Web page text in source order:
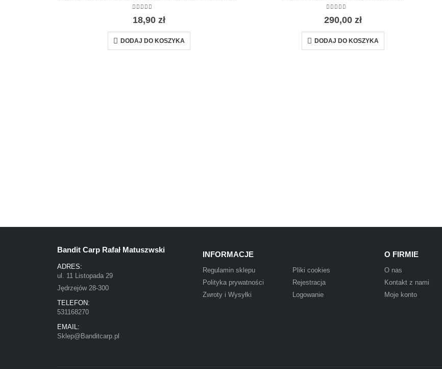
18,90 zł
DODAJ DO KOSZYKA
290,00 zł
DODAJ DO KOSZYKA
Bandit Carp Rafał Matuszwski
ADRES:
ul. 11 Listopada 29
Jędrzejów 28-300
TELEFON:
531168270
EMAIL:
Sklep@Banditcarp.pl
INFORMACJE
Regulamin sklepu
Polityka prywatności
Zwroty i Wysyłki
Pliki cookies
Rejestracja
Logowanie
O FIRMIE
O nas
Kontakt z nami
Moje konto